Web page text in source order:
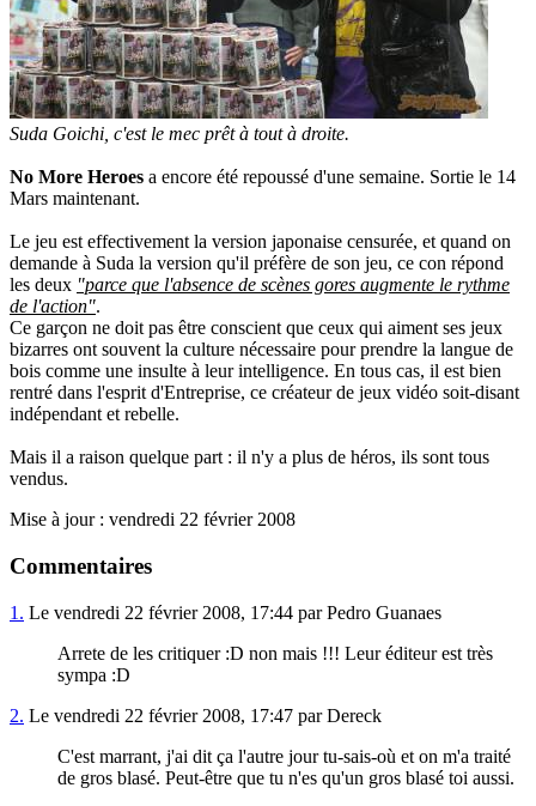
Suda Goichi, c'est le mec prêt à tout à droite.
No More Heroes a encore été repoussé d'une semaine. Sortie le 14
Mars maintenant.
Le jeu est effectivement la version japonaise censurée, et quand on
demande à Suda la version qu'il préfère de son jeu, ce con répond
les deux "parce que l'absence de scènes gores augmente le rythme
de l'action".
Ce garçon ne doit pas être conscient que ceux qui aiment ses jeux
bizarres ont souvent la culture nécessaire pour prendre la langue de
bois comme une insulte à leur intelligence. En tous cas, il est bien
rentré dans l'esprit d'Entreprise, ce créateur de jeux vidéo soit-disant
indépendant et rebelle.
Mais il a raison quelque part : il n'y a plus de héros, ils sont tous
vendus.
Mise à jour : vendredi 22 février 2008
Commentaires
1. Le vendredi 22 février 2008, 17:44 par Pedro Guanaes
Arrete de les critiquer :D non mais !!! Leur éditeur est très
sympa :D
2. Le vendredi 22 février 2008, 17:47 par Dereck
C'est marrant, j'ai dit ça l'autre jour tu-sais-où et on m'a traité
de gros blasé. Peut-être que tu n'es qu'un gros blasé toi aussi.